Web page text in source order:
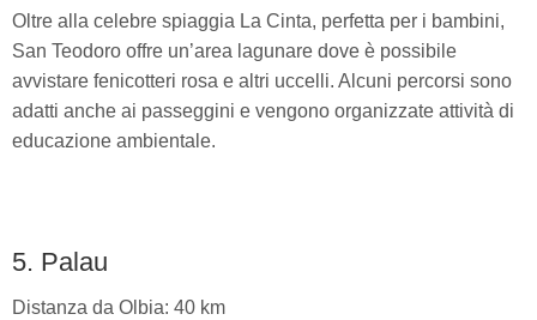
Oltre alla celebre spiaggia La Cinta, perfetta per i bambini,
San Teodoro offre un’area lagunare dove è possibile
avvistare fenicotteri rosa e altri uccelli. Alcuni percorsi sono
adatti anche ai passeggini e vengono organizzate attività di
educazione ambientale.
5. Palau
Distanza da Olbia: 40 km